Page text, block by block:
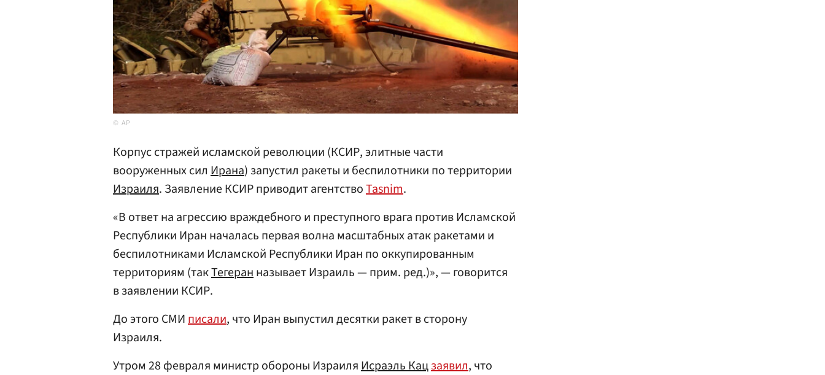
AP
Корпус стражей исламской революции (КСИР, элитные части
вооруженных сил Ирана) запустил ракеты и беспилотники по территории
Израиля. Заявление КСИР приводит агентствоTasnim.
«В ответ на агрессию враждебного и преступного врага против Исламской
Республики Иран началась первая волна масштабных атак ракетами и
беспилотниками Исламской Республики Иран по оккупированным
территориям (такТегеранназывает Израиль — прим. ред.)», — говорится
в заявлении КСИР.
До этого СМИписали, что Иран выпустил десятки ракет в сторону
Израиля.
Утром 28 февраля министр обороны ИзраиляИсраэль Кацзаявил, что